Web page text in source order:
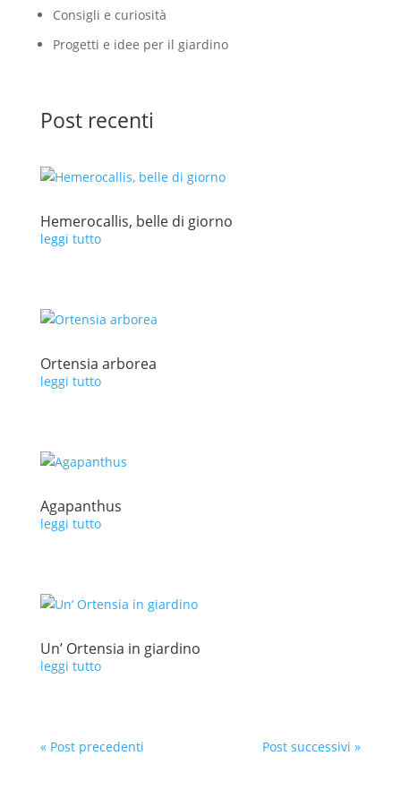
Consigli e curiosità
Progetti e idee per il giardino
Post recenti
Hemerocallis, belle di giorno
leggi tutto
Ortensia arborea
leggi tutto
Agapanthus
leggi tutto
Un’ Ortensia in giardino
leggi tutto
« Post precedenti Post successivi »